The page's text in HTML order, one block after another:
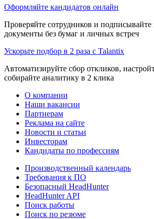
Оформляйте кандидатов онлайн
Проверяйте сотрудников и подписывайте
документы без бумаг и личных встреч
Ускорьте подбор в 2 раза с Talantix
Автоматизируйте сбор откликов,
собирайте аналитику в 2 клика
О компании
Наши вакансии
Партнерам
Реклама на сайте
Новости и статьи
Инвесторам
Кандидаты по профессиям
Производственный календарь
Требования к ПО
Безопасный HeadHunter
HeadHunter API
Поиск работы
Поиск по резюме